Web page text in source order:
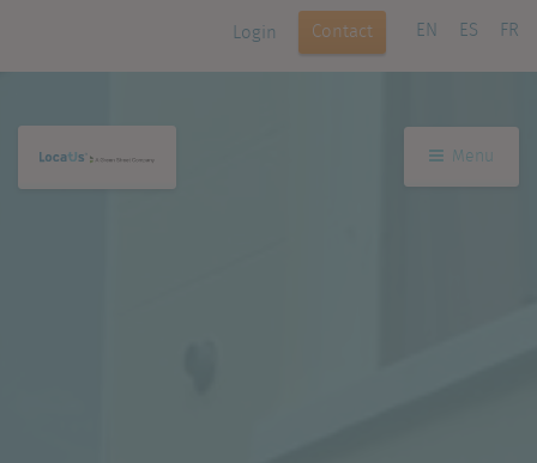
Login Contact EN ES FR
Menu